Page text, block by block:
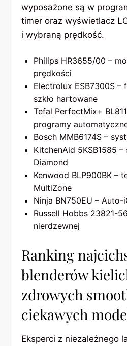
wyposażone są w
timer oraz wyświetlacz
i wybraną prędkość.
Philips HR3655/00 –
prędkości
Electrolux ESB7300S –
szkło hartowane
Tefal PerfectMix+
programy
Bosch MMB6174S –
KitchenAid 5KSB1585
Diamond
Kenwood BLP900BK –
MultiZone
Ninja BN750EU – Auto-
Russell Hobbs 23821-
nierdzewnej
Ranking
blenderów
zdrowych
ciekawych
Eksperci z niezależnego